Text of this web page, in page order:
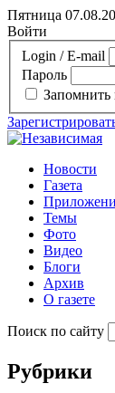
Пятница
Войти
Login / E-mail
Пароль
Запомнить
Новости
Газета
Темы
Фото
Видео
Блоги
Архив
О газете
Поиск по сайту
Рубрики